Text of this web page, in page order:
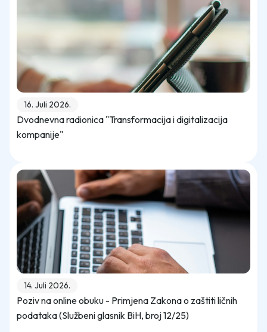
16. Juli 2026.
Dvodnevna radionica "Transformacija i digitalizacija
kompanije"
14. Juli 2026.
Poziv na online obuku - Primjena Zakona o zaštiti ličnih
podataka (Službeni glasnik BiH, broj 12/25)